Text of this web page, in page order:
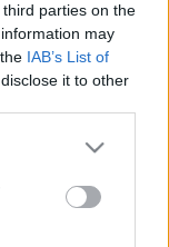
parties on the
may
IAB’s List of
it to other
or more Google
may click to
party tags to
in below Google
BESZÓLT A